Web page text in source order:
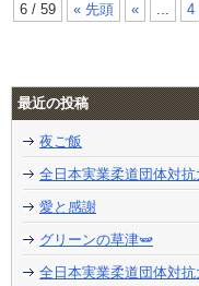
6 / 59 « 先頭 « ... 4
最近の投稿
夜ご飯
全日本実業柔道団体対抗
愛と感謝
グリーンの草津🫛
全日本実業柔道団体対抗